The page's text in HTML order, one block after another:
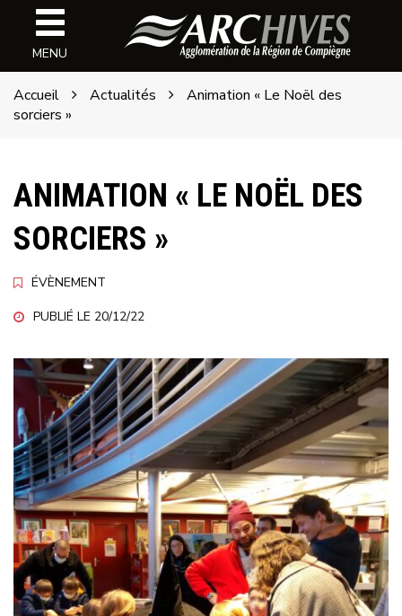
Gestion des traceurs
MENU
Archives
l'ARC
Accueil Actualités
Animation « Le Noël des
sorciers »
ANIMATION « LE NOËL DES
SORCIERS »
ÉVÈNEMENT
PUBLIÉ LE 20/12/22